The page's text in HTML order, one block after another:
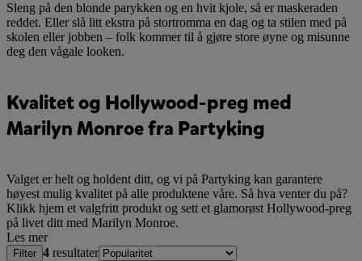
Sleng på den blonde parykken og en hvit kjole, så er maskeraden
reddet. Eller slå litt ekstra på stortromma en dag og ta stilen med på
skolen eller jobben – folk kommer til å gjøre store øyne og misunne
deg den vågale looken.
Kvalitet og Hollywood-preg med
Marilyn Monroe fra Partyking
Valget er helt og holdent ditt, og vi på Partyking kan garantere
høyest mulig kvalitet på alle produktene våre. Så hva venter du på?
Klikk hjem et valgfritt produkt og sett et glamorøst Hollywood-preg
på livet ditt med Marilyn Monroe.
Les mer
Filter 4 resultater